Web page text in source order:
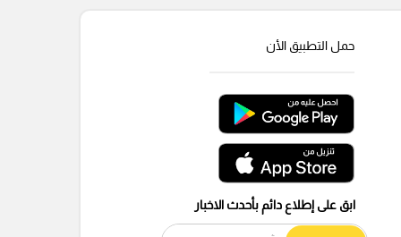
حمل التطبيق الأن
ابق على إطلاع دائم بأحدث الاخبار